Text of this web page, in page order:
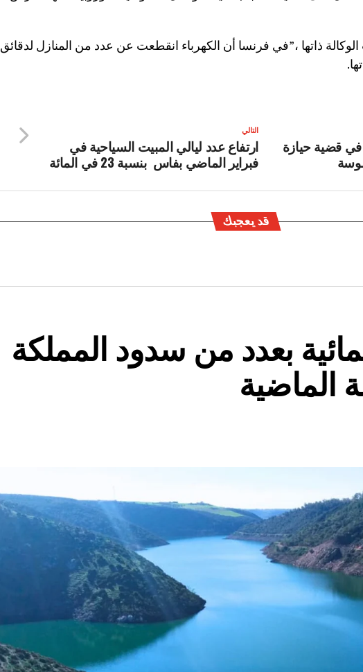
ذاتها ،”في فرنسا أن الكهرباء انقطعت عن عدد من المنازل لدقائق
التالي
ارتفاع عدد ليالي المبيت السياحية في
فبراير الماضي بفاس بنسبة 23 في المائة
قضية حيازة
قد يعجبك
بعدد من سدود المملكة